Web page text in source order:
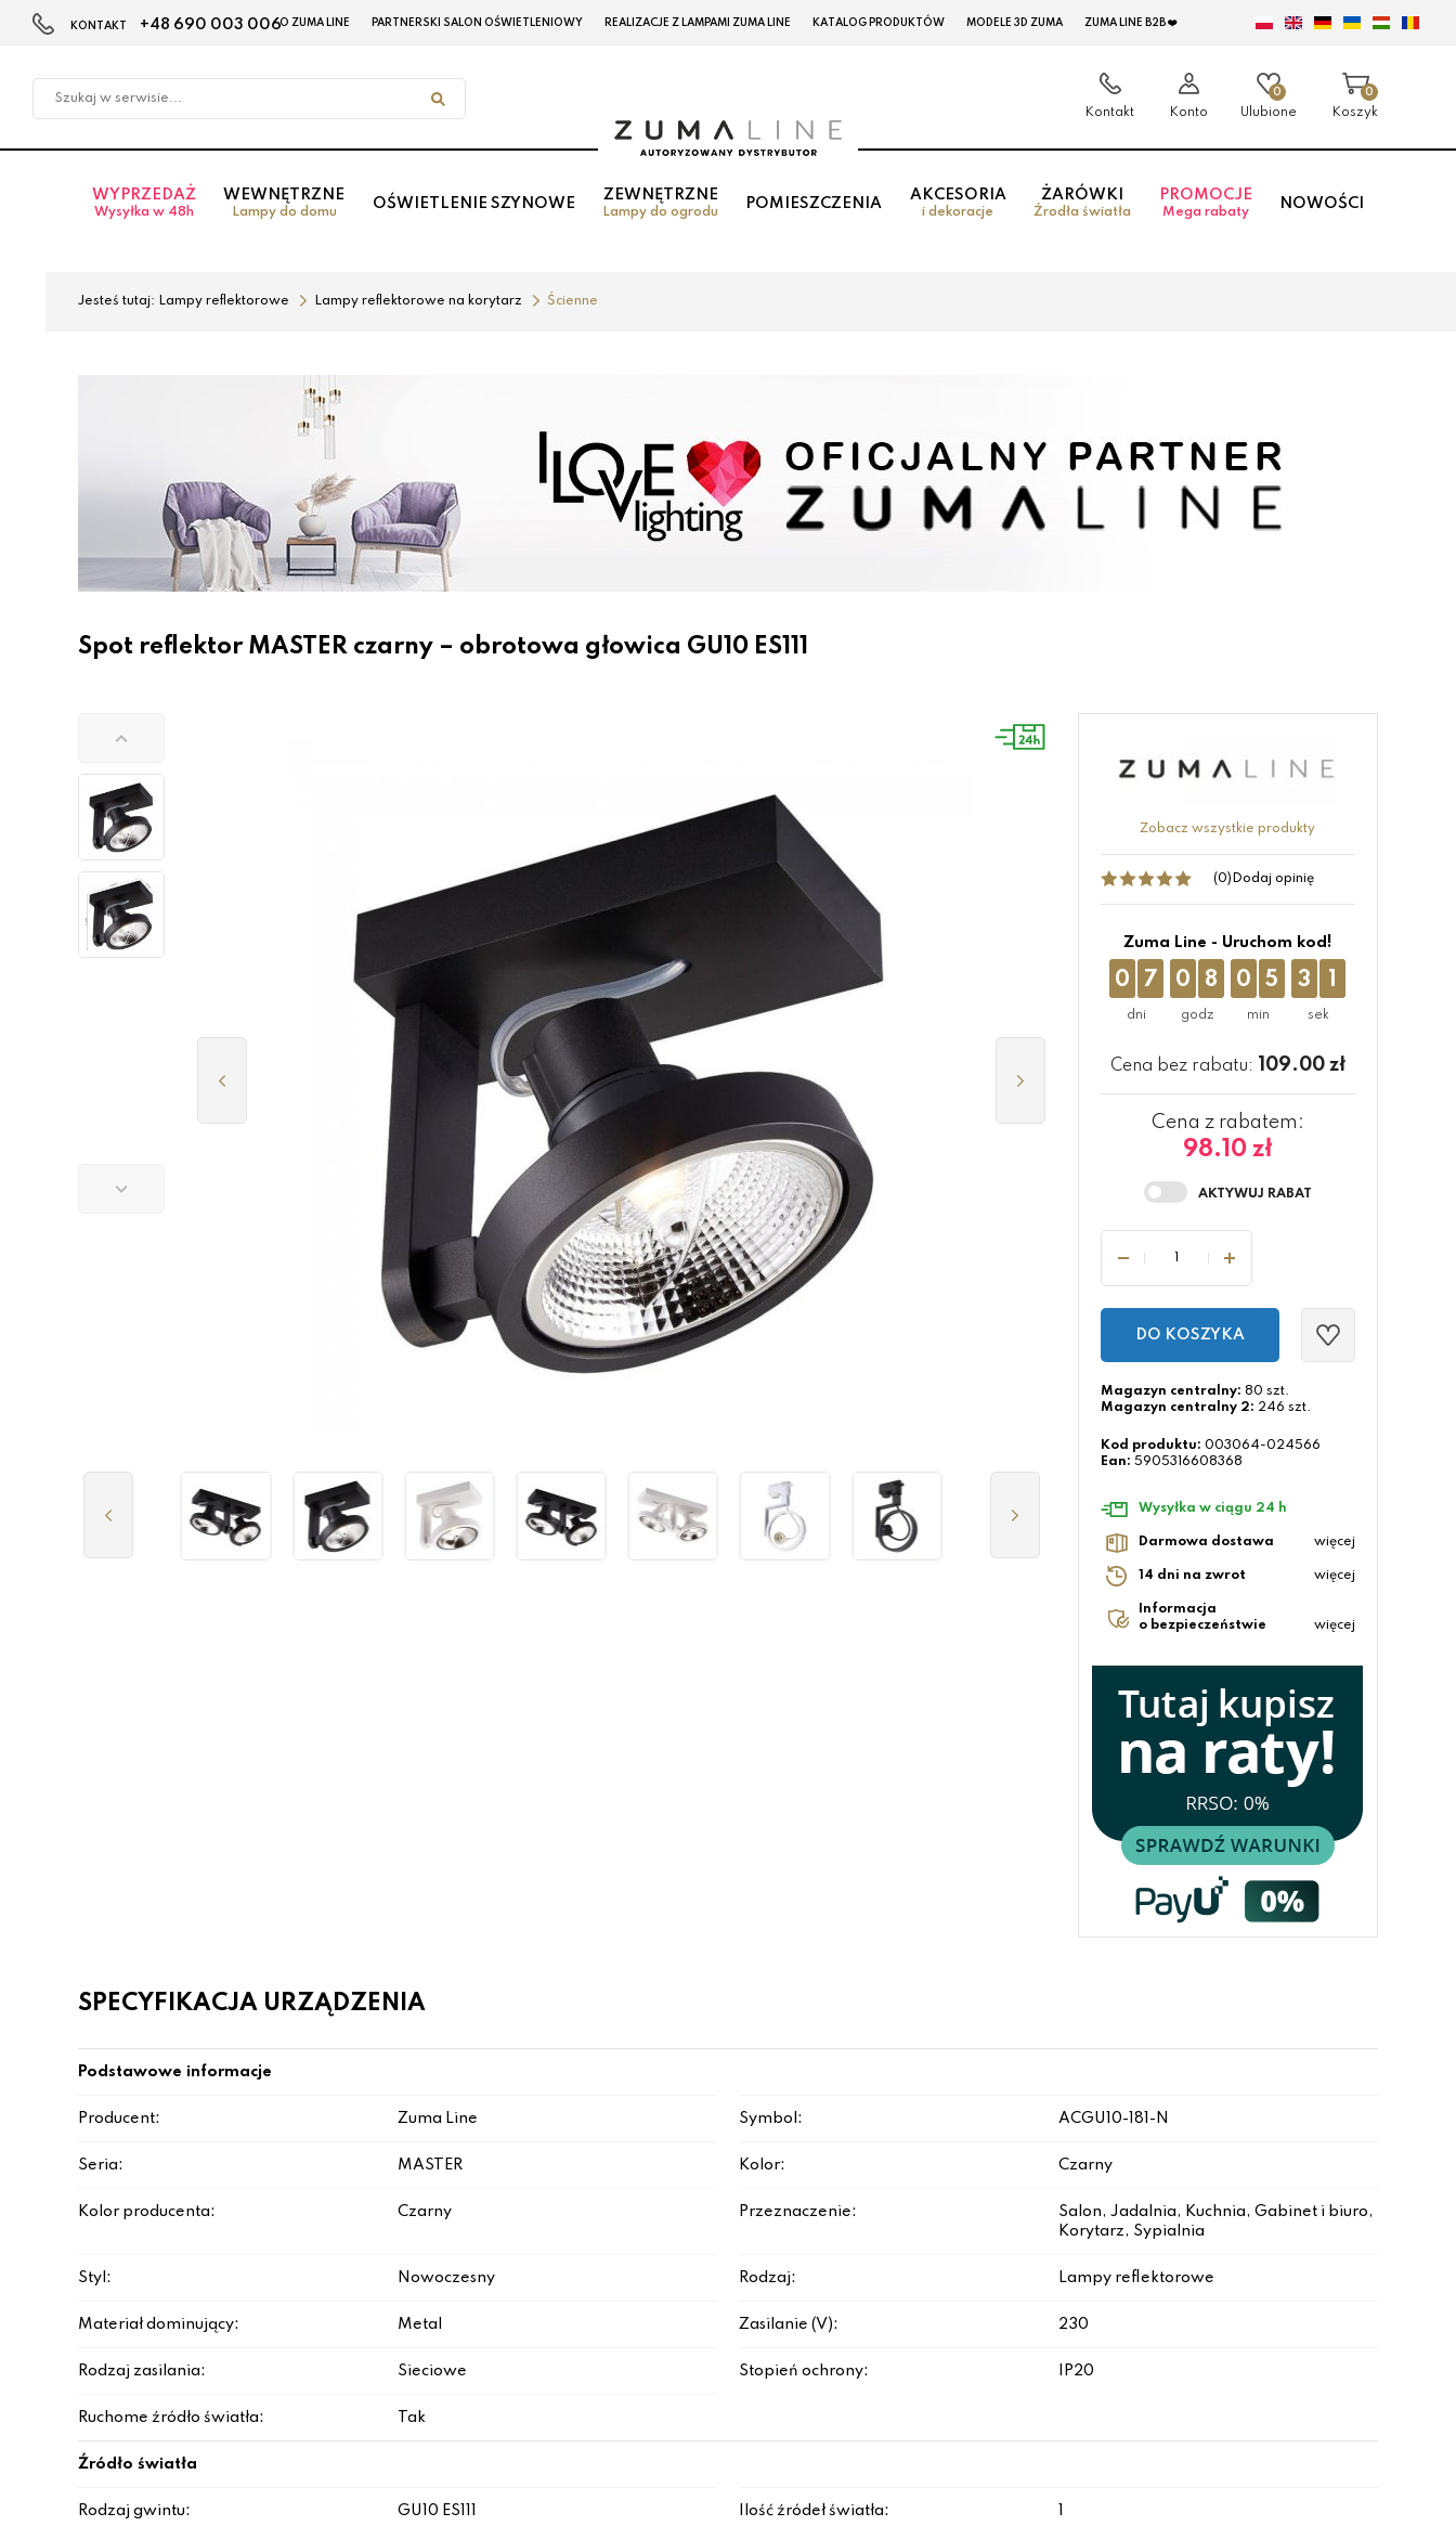
w
KONTAKT +48 690 003 006O ZUMA LINE PARTNERSKI SALON OŚWIETLENIOWY REALIZACJE Z LAMPAMI ZUMA LINE KATALOG PRODUKTÓW MODELE 3D ZUMA ZUMA LINE B2B ❤️
Kontakt Konto
0
Ulubione
0
Koszyk
WYPRZEDAŻ
Wysyłka w 48h
WEWNĘTRZNE
Lampy do domu
OŚWIETLENIE SZYNOWE
ZEWNĘTRZNE
Lampy do ogrodu
POMIESZCZENIA
AKCESORIA
i dekoracje
ŻARÓWKI
Źrodła światła
PROMOCJE
Mega rabaty
NOWOŚCI
Jesteś tutaj: Lampy reflektorowe Lampy reflektorowe na korytarz Ścienne
Spot reflektor MASTER czarny – obrotowa głowica GU10 ES111
Zobacz wszystkie produkty
(0) Dodaj opinię
Zuma Line - Uruchom kod!
0 7 0 8 0 5 3 0
Cena bez rabatu: 109.00 zł
Cena z rabatem:
98.10 zł
DO KOSZYKA
Magazyn centralny: 80 szt.
Magazyn centralny 2: 246 szt.
Kod produktu: 003064-024566
Ean: 5905316608368
Wysyłka w ciągu 24 h
Darmowa dostawa więcej
14 dni na zwrot więcej
Informacja
o bezpieczeństwie
więcej
SPECYFIKACJA URZĄDZENIA
Podstawowe informacje
Producent: Zuma Line Symbol: ACGU10-181-N
Seria: MASTER Kolor: Czarny
Kolor producenta: Czarny Przeznaczenie:
Salon, Jadalnia, Kuchnia, Gabinet i biuro,
Korytarz, Sypialnia
Styl: Nowoczesny Rodzaj: Lampy reflektorowe
Materiał dominujący: Metal Zasilanie (V): 230
Rodzaj zasilania: Sieciowe Stopień ochrony: IP20
Ruchome źródło światła: Tak
Źródło światła
Rodzaj gwintu: GU10 ES111 Ilość źródeł światła: